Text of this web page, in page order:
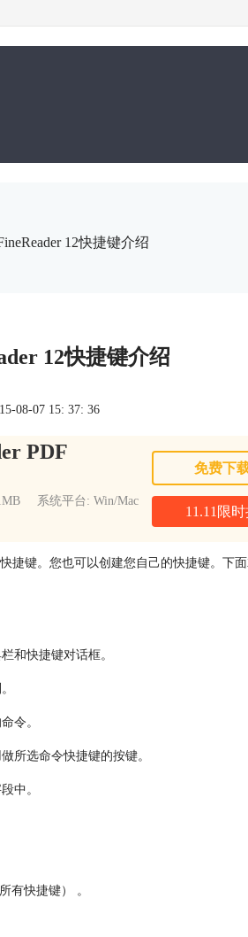
12快捷键介绍
12快捷键介绍
08-07 15: 37: 36
PDF
系统平台: Win/Mac
免费下
11.11限时
捷键。您也可以创建您自己的快捷键。下
和快捷键对话框。
令。
所选命令快捷键的按键。
中。
有快捷键） 。